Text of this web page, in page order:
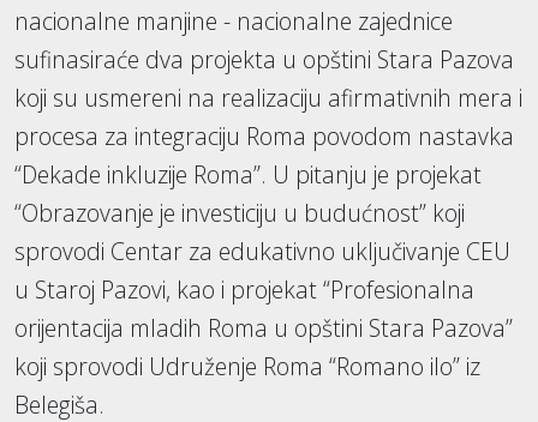
nacionalne manjine - nacionalne zajednice
sufinasiraće dva projekta u opštini Stara Pazova
koji su usmereni na realizaciju afirmativnih mera i
procesa za integraciju Roma povodom nastavka
“Dekade inkluzije Roma”. U pitanju je projekat
“Obrazovanje je investiciju u budućnost” koji
sprovodi Centar za edukativno uključivanje CEU
u Staroj Pazovi, kao i projekat “Profesionalna
orijentacija mladih Roma u opštini Stara Pazova”
koji sprovodi Udruženje Roma “Romano ilo” iz
Belegiša.